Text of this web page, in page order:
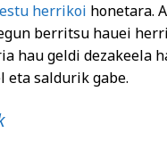
herrikoi honetara.
berritsu hauei
hau geldi dezakeela
eta saldurik gabe.